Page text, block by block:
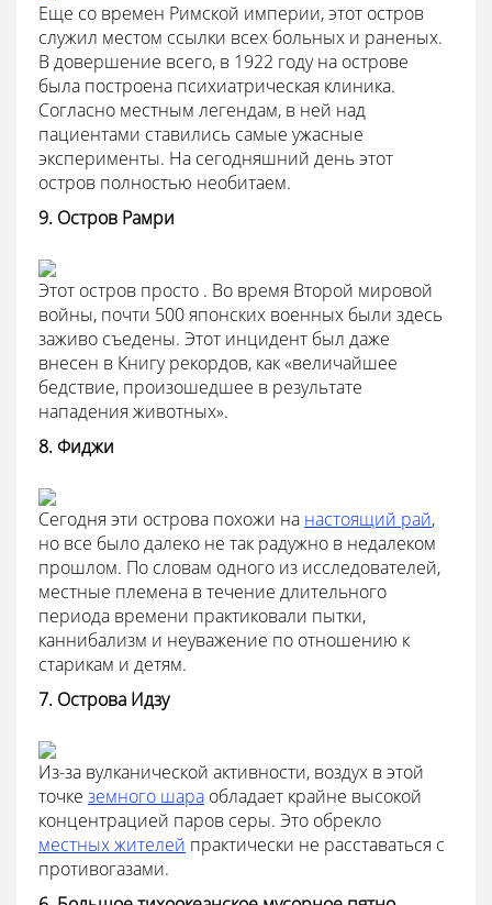
Еще со времен Римской империи, этот остров
служил местом ссылки всех больных и раненых.
В довершение всего, в 1922 году на острове
была построена психиатрическая клиника.
Согласно местным легендам, в ней над
пациентами ставились самые ужасные
эксперименты. На сегодняшний день этот
остров полностью необитаем.
9. Остров Рамри
Этот остров просто . Во время Второй мировой
войны, почти 500 японских военных были здесь
заживо съедены. Этот инцидент был даже
внесен в Книгу рекордов, как «величайшее
бедствие, произошедшее в результате
нападения животных».
8. Фиджи
Сегодня эти острова похожи на настоящий рай,
но все было далеко не так радужно в недалеком
прошлом. По словам одного из исследователей,
местные племена в течение длительного
периода времени практиковали пытки,
каннибализм и неуважение по отношению к
старикам и детям.
7. Острова Идзу
Из-за вулканической активности, воздух в этой
точке земного шара обладает крайне высокой
концентрацией паров серы. Это обрекло
местных жителей практически не расставаться с
противогазами.